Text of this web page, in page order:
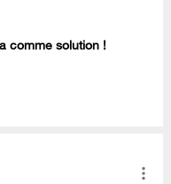
comme solution !